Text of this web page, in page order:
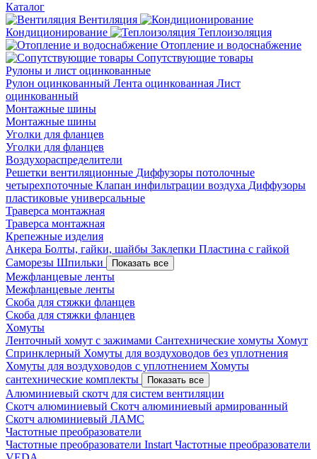
Каталог
Вентиляция
Кондиционирование
Теплоизоляция
Отопление и водоснабжение
Сопутствующие товары
Рулоны и лист оцинкованные
Рулон оцинкованный Лента оцинкованная Лист
оцинкованный
Монтажные шины
Монтажные шины
Уголки для фланцев
Уголки для фланцев
Воздухораспределители
Решетки вентиляционные Диффузоры потолочные
четырехпоточные Клапан инфильтрации воздуха Диффузоры
пластиковые универсальные
Траверса монтажная
Траверса монтажная
Крепежные изделия
Анкера Болты, гайки, шайбы Заклепки Пластина с гайкой
Саморезы Шпильки Показать все
Межфланцевые ленты
Межфланцевые ленты
Скоба для стяжки фланцев
Скоба для стяжки фланцев
Хомуты
Ленточный хомут с зажимами Сантехнические хомуты Хомут
Спринклерный Хомуты для воздуховодов без уплотнения
Хомуты для воздуховодов с уплотнением Хомуты
сантехнические комплекты
Показать все
Алюминиевый скотч для систем вентиляции
Скотч алюминиевый Скотч алюминиевый армированный
Скотч алюминиевый ЛАМС
Частотные преобразователи
Частотные преобразователи Instart Частотные преобразователи